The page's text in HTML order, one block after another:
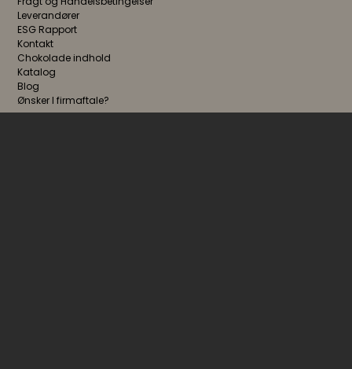
Leverandører
ESG Rapport
Kontakt
Chokolade indhold
Katalog
Blog
Ønsker I firmaftale?